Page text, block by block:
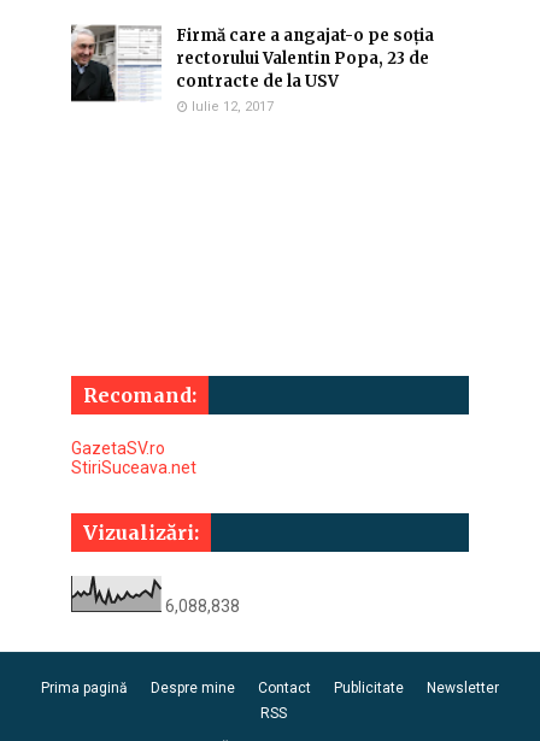
Firmă care a angajat-o pe soția
rectorului Valentin Popa, 23 de
contracte de la USV
Iulie 12, 2017
Recomand:
GazetaSV.ro
StiriSuceava.net
Vizualizări:
6,088,838
Prima pagină Despre mine Contact Publicitate
Newsletter
RSS